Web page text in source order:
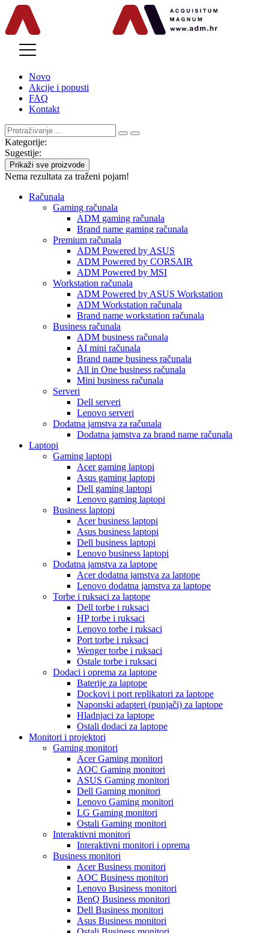
Novo
Akcije i popusti
FAQ
Kontakt
Kategorije:
Sugestije:
Prikaži sve proizvode
Nema rezultata za traženi pojam!
Računala
Gaming računala
ADM gaming računala
Brand name gaming računala
Premium računala
ADM Powered by ASUS
ADM Powered by CORSAIR
ADM Powered by MSI
Workstation računala
ADM Powered by ASUS Workstation
ADM Workstation računala
Brand name workstation računala
Business računala
ADM business računala
AI mini računala
Brand name business računala
All in One business računala
Mini business računala
Serveri
Dell serveri
Lenovo serveri
Dodatna jamstva za računala
Dodatna jamstva za brand name računala
Laptopi
Gaming laptopi
Acer gaming laptopi
Asus gaming laptopi
Dell gaming laptopi
Lenovo gaming laptopi
Business laptopi
Acer business laptopi
Asus business laptopi
Dell business laptopi
Lenovo business laptopi
Dodatna jamstva za laptope
Acer dodatna jamstva za laptope
Lenovo dodatna jamstva za laptope
Torbe i ruksaci za laptope
Dell torbe i ruksaci
HP torbe i ruksaci
Lenovo torbe i ruksaci
Port torbe i ruksaci
Wenger torbe i ruksaci
Ostale torbe i ruksaci
Dodaci i oprema za laptope
Baterije za laptope
Dockovi i port replikatori za laptope
Naponski adapteri (punjači) za laptope
Hladnjaci za laptope
Ostali dodaci za laptope
Monitori i projektori
Gaming monitori
Acer Gaming monitori
AOC Gaming monitori
ASUS Gaming monitori
Dell Gaming monitori
Lenovo Gaming monitori
LG Gaming monitori
Ostali Gaming monitori
Interaktivni monitori
Interaktivni monitori i oprema
Business monitori
Acer Business monitori
AOC Business monitori
Lenovo Business monitori
BenQ Business monitori
Dell Business monitori
Asus Business monitori